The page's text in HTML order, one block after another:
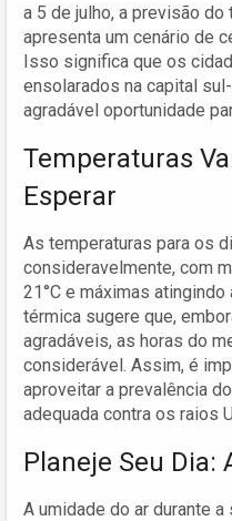
a 5 de julho, a previsão do
apresenta um cenário de
Isso significa que os
ensolarados na capital
agradável oportunidade
Temperaturas
Esperar
As temperaturas para os
consideravelmente, com
21°C e máximas
térmica sugere que,
agradáveis, as horas do
considerável. Assim, é
aproveitar a prevalência
adequada contra os raios
Planeje Seu Dia:
A umidade do ar durante a